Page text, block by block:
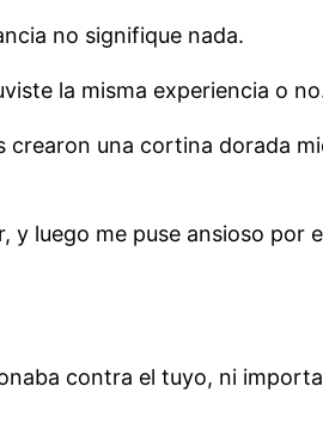
no signifique nada.
la misma experiencia o
crearon una cortina dorada
y luego me puse ansioso por
contra el tuyo, ni